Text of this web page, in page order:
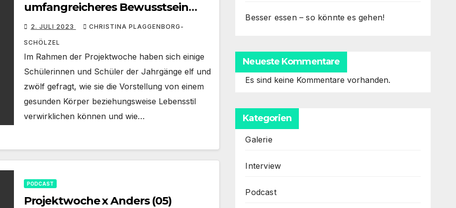
umfangreicheres Bewusstsein
entwickeln
2. JULI 2023 CHRISTINA PLAGGENBORG-
SCHÖLZEL
Im Rahmen der Projektwoche haben sich einige
Schülerinnen und Schüler der Jahrgänge elf und
zwölf gefragt, wie sie die Vorstellung von einem
gesunden Körper beziehungsweise Lebensstil
verwirklichen können und wie…
PODCAST
Projektwoche x Anders (05)
Besser essen – so könnte es gehen!
Neueste Kommentare
Es sind keine Kommentare vorhanden.
Kategorien
Galerie
Interview
Podcast